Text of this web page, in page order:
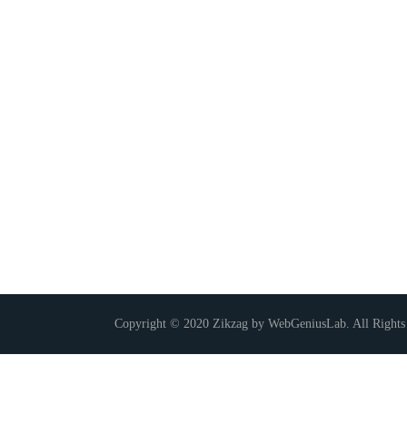
Copyright © 2020 Zikzag by WebGeniusLab. All Rights